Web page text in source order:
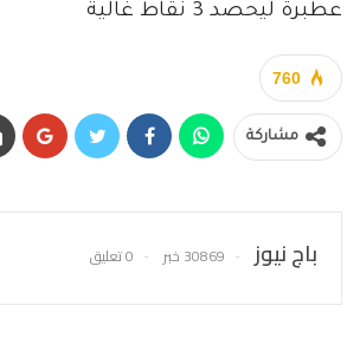
عطبرة ليحصد 3 نقاط غالية
760
مشاركة
باج نيوز 30869 خبر 0 تعليق